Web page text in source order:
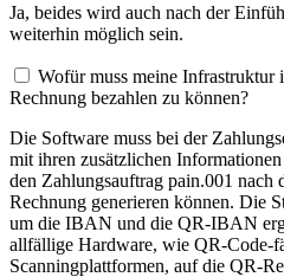
Ja, beides wird auch nach der
weiterhin möglich sein.
Wofür muss meine Infrastruktur
Rechnung bezahlen zu können?
Die Software muss bei der
mit ihren zusätzlichen
den Zahlungsauftrag pain.001 nach
Rechnung generieren können. Die
um die IBAN und die QR-IBAN
allfällige Hardware, wie QR-Code-
Scanningplattformen, auf die QR-